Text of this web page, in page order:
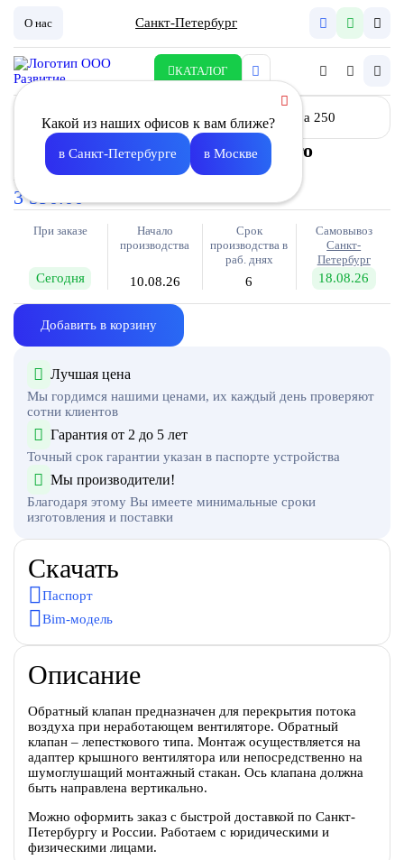
О нас Санкт-Петербург
КАТАЛОГ
Какой из наших офисов к вам ближе?
в Санкт-Петербурге в Москве
Клапан обратный для крышного
вентилятора 250
3 590.00
При заказе
Сегодня
Начало
производства
10.08.26
Срок
производства в
раб. днях
6
Самовывоз
Санкт-
Петербург
18.08.26
Добавить в корзину
Лучшая цена
Мы гордимся нашими ценами, их каждый день проверяют
сотни клиентов
Гарантия от 2 до 5 лет
Точный срок гарантии указан в паспорте устройства
Мы производители!
Благодаря этому Вы имеете минимальные сроки
изготовления и поставки
Скачать
Паспорт
Bim-модель
Описание
Обратный клапан предназначен для перекрытия потока
воздуха при неработающем вентиляторе. Обратный
клапан – лепесткового типа. Монтаж осуществляется на
адаптер крышного вентилятора или непосредственно на
шумоглушащий монтажный стакан. Ось клапана должна
быть направлена вертикально.
Можно оформить заказ с быстрой доставкой по Санкт-
Петербургу и России. Работаем с юридическими и
физическими лицами.